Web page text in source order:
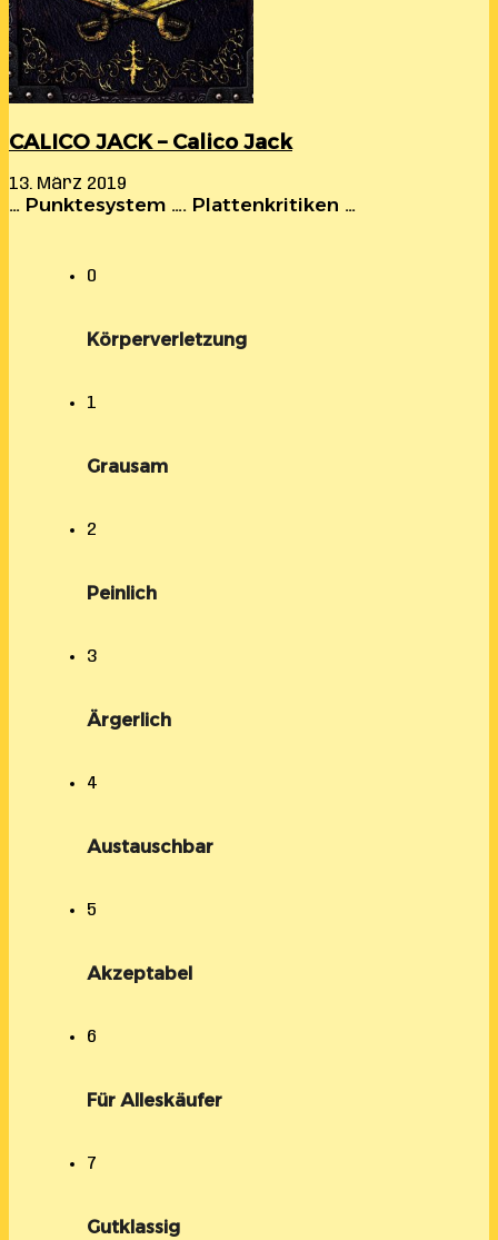
CALICO JACK – Calico Jack
13. März 2019
… Punktesystem …. Plattenkritiken …
0
Körperverletzung
1
Grausam
2
Peinlich
3
Ärgerlich
4
Austauschbar
5
Akzeptabel
6
Für Alleskäufer
7
Gutklassig